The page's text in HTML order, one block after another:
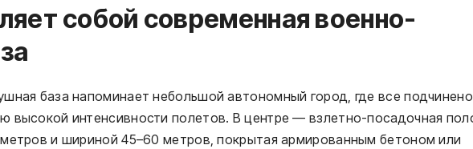
собой современная военно-
база напоминает небольшой автономный город, где все подчинено
интенсивности полетов. В центре — взлетно-посадочная
и шириной 45–60 метров, покрытая армированным бетоном или